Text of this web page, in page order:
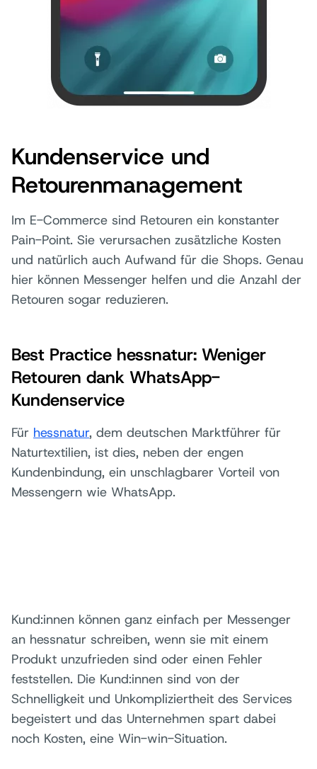
Kundenservice und
Retourenmanagement
Im E-Commerce sind Retouren ein konstanter
Pain-Point. Sie verursachen zusätzliche Kosten
und natürlich auch Aufwand für die Shops. Genau
hier können Messenger helfen und die Anzahl der
Retouren sogar reduzieren.
Best Practice hessnatur: Weniger
Retouren dank WhatsApp-
Kundenservice
Für hessnatur, dem deutschen Marktführer für
Naturtextilien, ist dies, neben der engen
Kundenbindung, ein unschlagbarer Vorteil von
Messengern wie WhatsApp.
Kund:innen können ganz einfach per Messenger
an hessnatur schreiben, wenn sie mit einem
Produkt unzufrieden sind oder einen Fehler
feststellen. Die Kund:innen sind von der
Schnelligkeit und Unkompliziertheit des Services
begeistert und das Unternehmen spart dabei
noch Kosten, eine Win-win-Situation.